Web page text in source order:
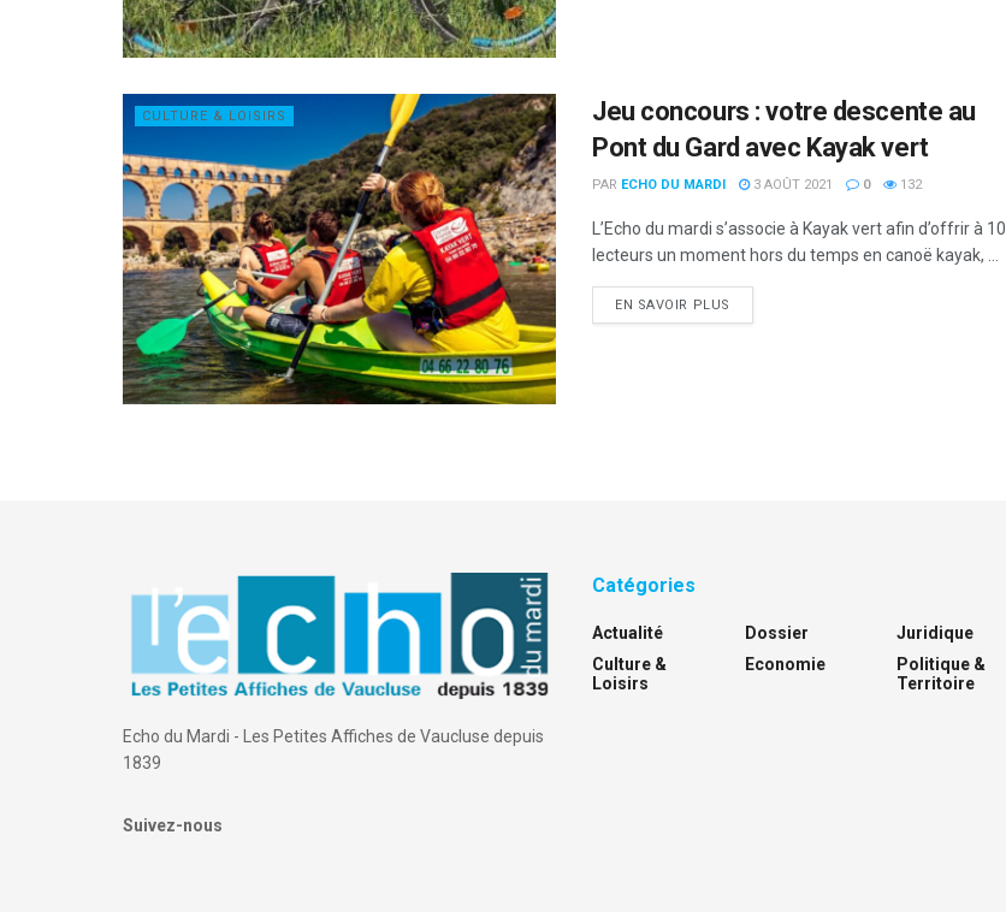
CULTURE & LOISIRS
Jeu concours : votre descente au
Pont du Gard avec Kayak vert
PAR ECHO DU MARDI 3 AOÛT 2021 0 132
L’Echo du mardi s’associe à Kayak vert afin d’offrir à 10
lecteurs un moment hors du temps en canoë kayak, ...
EN SAVOIR PLUS
Echo du Mardi - Les Petites Affiches de Vaucluse depuis
1839
Suivez-nous
Catégories
Actualité
Culture &
Loisirs
Dossier
Economie
Juridique
Politique &
Territoire